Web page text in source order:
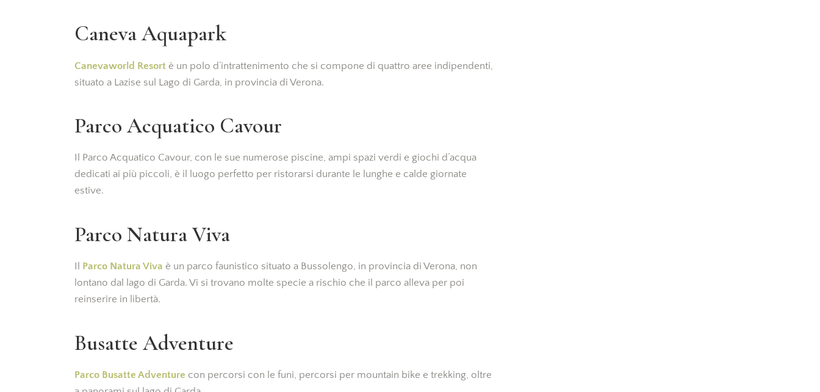
Caneva Aquapark
Canevaworld Resort è un polo d’intrattenimento che si compone di quattro aree indipendenti,
situato a Lazise sul Lago di Garda, in provincia di Verona.
Parco Acquatico Cavour
Il Parco Acquatico Cavour, con le sue numerose piscine, ampi spazi verdi e giochi d’acqua
dedicati ai più piccoli, è il luogo perfetto per ristorarsi durante le lunghe e calde giornate
estive.
Parco Natura Viva
Il Parco Natura Viva è un parco faunistico situato a Bussolengo, in provincia di Verona, non
lontano dal lago di Garda. Vi si trovano molte specie a rischio che il parco alleva per poi
reinserire in libertà.
Busatte Adventure
Parco Busatte Adventure con percorsi con le funi, percorsi per mountain bike e trekking, oltre